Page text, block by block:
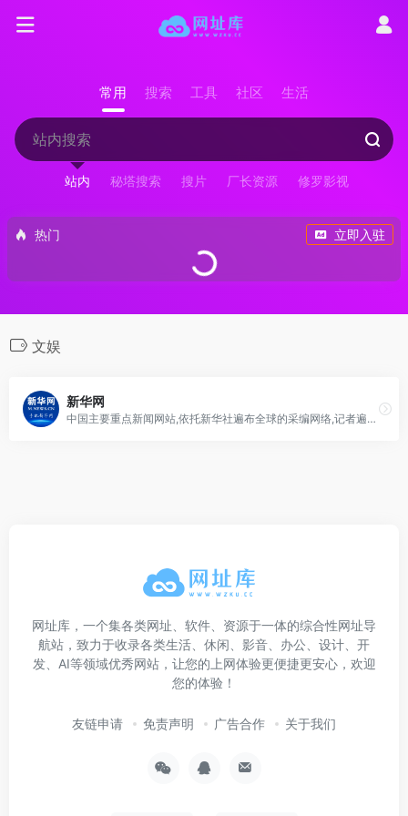
常用 搜索 工具 社区 生活
站内 秘塔搜索 搜片 厂长资源 修罗影视
热门 立即入驻
文娱
新华网
中国主要重点新闻网站,依托新华社遍布全球的采编网络,记者遍布世界100多个国家和地区,地方频道分布全国31个省市自治区,每天24小时同时使用6种语言滚动发稿,权威、准确、及时播发国内外重要新闻和重大突发事件,受众覆盖200多个国家和地区,发展论坛是全球知名的中文论坛。
网址库，一个集各类网址、软件、资源于一体的综合性网址导
航站，致力于收录各类生活、休闲、影音、办公、设计、开
发、AI等领域优秀网站，让您的上网体验更便捷更安心，欢迎
您的体验！
友链申请 免责声明 广告合作 关于我们